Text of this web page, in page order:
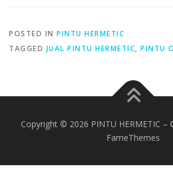
POSTED IN PINTU HERMETIC
TAGGED JUAL PINTU HERMETIC, PINTU
Copyright © 2026 PINTU HERMETIC –
FameThemes